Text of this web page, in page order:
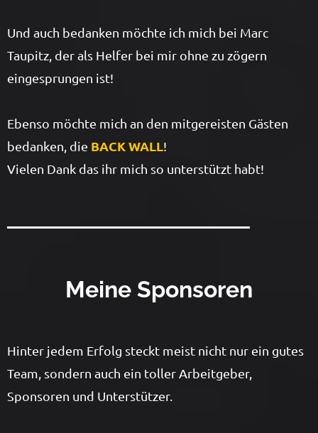
Und auch bedanken möchte ich mich bei Marc
Taupitz, der als Helfer bei mir ohne zu zögern
eingesprungen ist!
Ebenso möchte mich an den mitgereisten Gästen
bedanken, die BACK WALL!
Vielen Dank das ihr mich so unterstützt habt!
Meine Sponsoren
Hinter jedem Erfolg steckt meist nicht nur ein gutes
Team, sondern auch ein toller Arbeitgeber,
Sponsoren und Unterstützer.